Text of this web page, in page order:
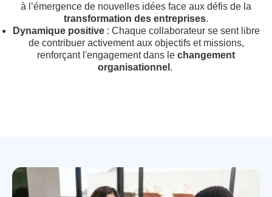
à l’émergence de nouvelles idées face aux défis de la
transformation des entreprises.
Dynamique positive: Chaque collaborateur se sent libre
de contribuer activement aux objectifs et missions,
renforçant l'engagement dans le changement
organisationnel .